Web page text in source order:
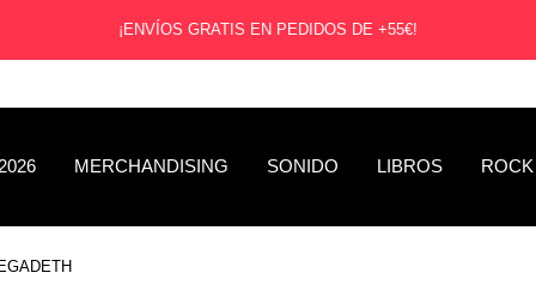
¡ENVÍOS GRATIS EN PEDIDOS DE +55€!
MERCHANDISING SONIDO LIBROS ROCK